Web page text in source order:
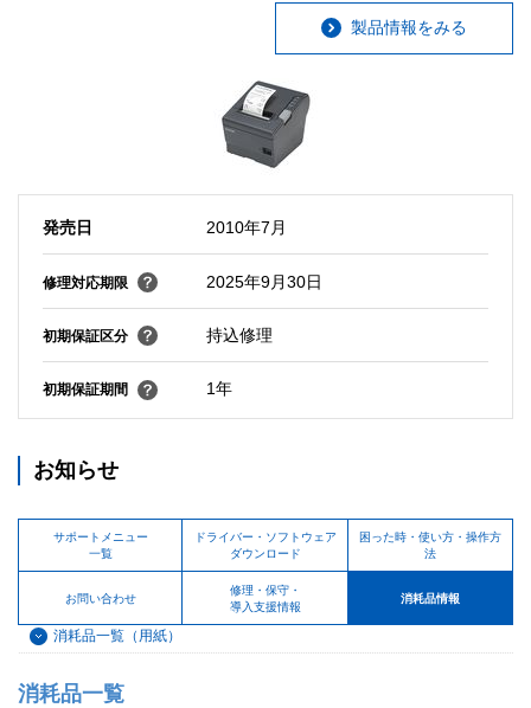
製品情報をみる
発売日 2010年7月
修理対応期限 2025年9月30日
初期保証区分 持込修理
初期保証期間 1年
お知らせ
サポートメニュー
一覧
ドライバー・ソフトウェア
ダウンロード
困った時・使い方・操作方
法
お問い合わせ
修理・保守・
導入支援情報
消耗品情報
消耗品一覧（用紙）
消耗品一覧